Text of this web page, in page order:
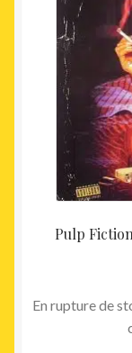
Pulp
En rupture de